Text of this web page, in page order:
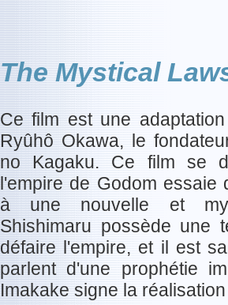
The Mystical
Ce film est une
Ryûhô Okawa, le
no Kagaku. Ce film se
l'empire de Godom essaie
à une nouvelle et
Shishimaru possède une
défaire l'empire, et il est
parlent d'une prophétie
Imakake signe la